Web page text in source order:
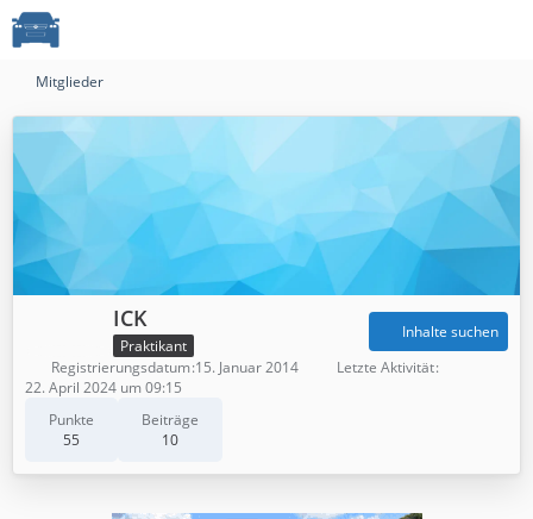
Mitglieder
ICK
Praktikant
Punkte
55
Beiträge
10
Inhalte suchen
Registrierungsdatum 15. Januar 2014
Letzte Aktivität
22. April 2024 um 09:15